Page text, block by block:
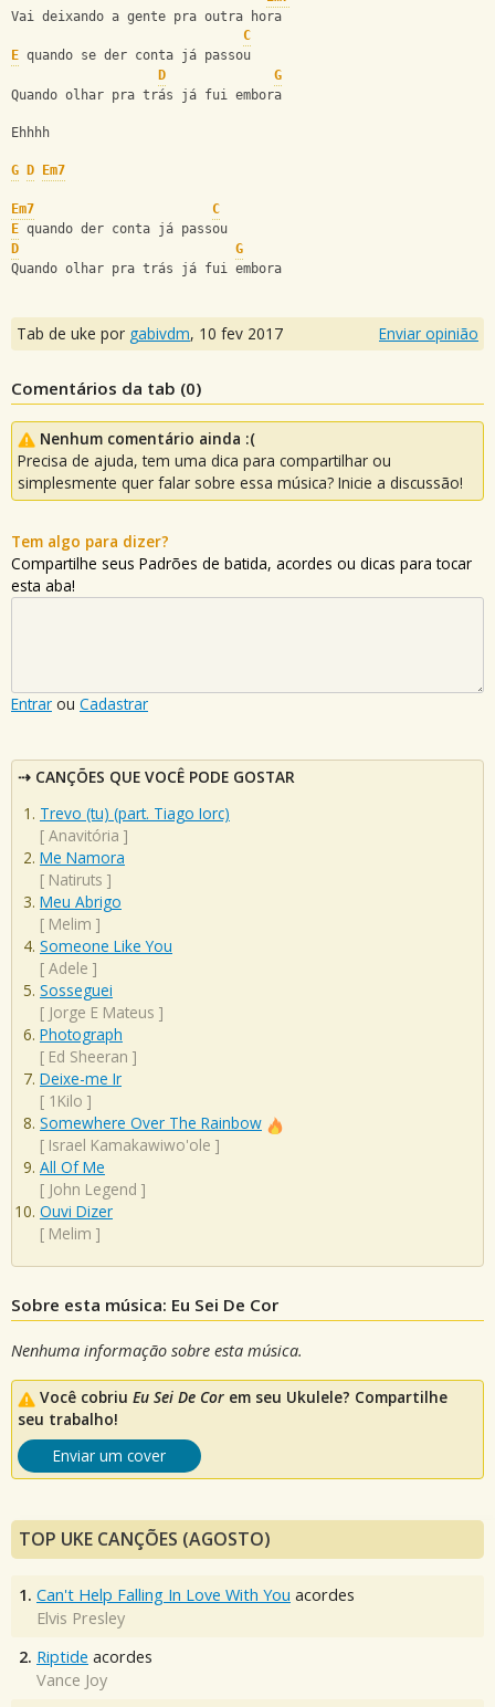
Vai deixando a gente pra outra hora
C
E quando se der conta já passou
D
G
Quando olhar pra trás já fui embora
Ehhhh
G D Em7
Em7
C
E quando der conta já passou
D
G
Quando olhar pra trás já fui embora
Tab de uke por gabivdm, 10 fev 2017 Enviar opinião
Comentários da tab (0)
Nenhum comentário ainda :(
Precisa de ajuda, tem uma dica para compartilhar ou
simplesmente quer falar sobre essa música? Inicie a discussão!
Tem algo para dizer?
Compartilhe seus Padrões de batida, acordes ou dicas para tocar
esta aba!
Entrar ou Cadastrar
CANÇÕES QUE VOCÊ PODE GOSTAR
Trevo (tu) (part. Tiago Iorc)
[ Anavitória ]
Me Namora
[ Natiruts ]
Meu Abrigo
[ Melim ]
Someone Like You
[ Adele ]
Sosseguei
[ Jorge E Mateus ]
Photograph
[ Ed Sheeran ]
Deixe-me Ir
[ 1Kilo ]
Somewhere Over The Rainbow
[ Israel Kamakawiwo'ole ]
All Of Me
[ John Legend ]
Ouvi Dizer
[ Melim ]
Sobre esta música: Eu Sei De Cor
Nenhuma informação sobre esta música.
Você cobriu Eu Sei De Cor em seu Ukulele? Compartilhe
seu trabalho!
Enviar um cover
TOP UKE CANÇÕES (AGOSTO)
1. Can't Help Falling In Love With You acordes
Elvis Presley
2. Riptide acordes
Vance Joy